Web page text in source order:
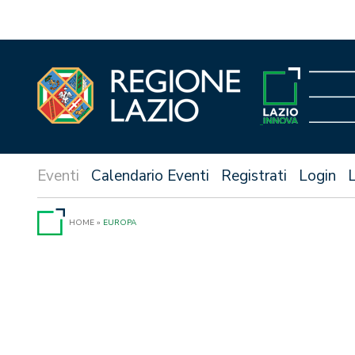
Calendario Eventi Registrati Login
HOME » EUROPA